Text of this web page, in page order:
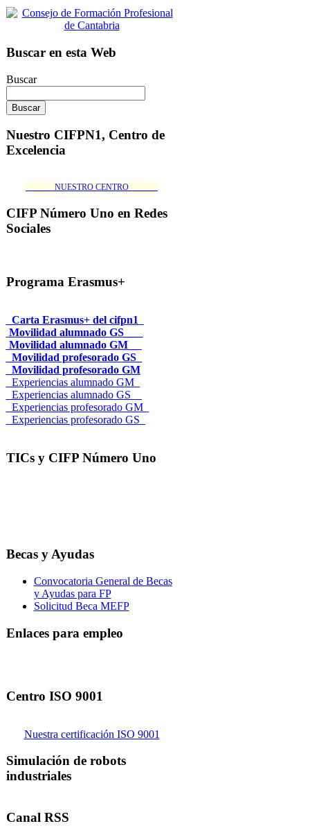
Buscar en esta Web
Buscar
Nuestro CIFPN1, Centro de
Excelencia
_______NUESTRO CENTRO_______
CIFP Número Uno en Redes
Sociales
Programa Erasmus+
_Carta Erasmus+ del cifpn1
Movilidad alumnado GS___
Movilidad alumnado GM__
_Movilidad profesorado GS_
_Movilidad profesorado GM
_Experiencias alumnado GM_
_Experiencias alumnado GS__
_Experiencias profesorado GM_
_Experiencias profesorado GS_
TICs y CIFP Número Uno
Becas y Ayudas
Convocatoria General de Becas
y Ayudas para FP
Solicitud Beca MEFP
Enlaces para empleo
Centro ISO 9001
Nuestra certificación ISO 9001
Simulación de robots
industriales
Canal RSS